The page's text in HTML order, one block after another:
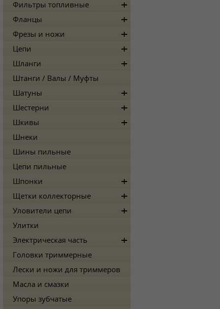
Фильтры топливные
Фланцы
Фрезы и ножи
Цепи
Шланги
Штанги / Валы / Муфты
Шатуны
Шестерни
Шкивы
Шнеки
Шины пильные
Цепи пильные
Шпонки
Щетки коллекторные
Уловители цепи
Улитки
Электрическая часть
Головки триммерные
Лески и ножи для триммеров
Масла и смазки
Упоры зубчатые